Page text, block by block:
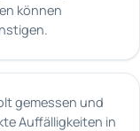
können
gemessen und
Auffälligkeiten in